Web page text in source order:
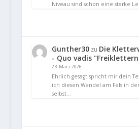
Niveau sind schon eine starke
Gunther30zu Die
- Quo vadis
23. März 2026
Ehrlich gesagt spricht mir dein
ich diesen Wandel am Fels in
selbst…